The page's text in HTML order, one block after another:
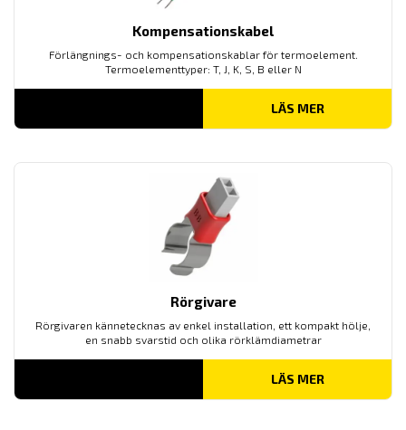
Kompensationskabel
Förlängnings- och kompensationskablar för termoelement.
Termoelementtyper: T, J, K, S, B eller N
LÄS MER
Rörgivare
Rörgivaren kännetecknas av enkel installation, ett kompakt hölje,
en snabb svarstid och olika rörklämdiametrar
LÄS MER